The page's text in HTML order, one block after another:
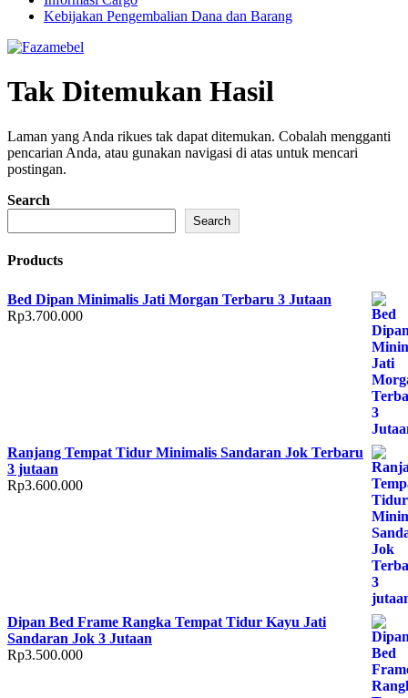
Kebijakan Pengembalian Dana dan Barang
Tak Ditemukan Hasil
Laman yang Anda rikues tak dapat ditemukan. Cobalah mengganti
pencarian Anda, atau gunakan navigasi di atas untuk mencari
postingan.
Search
Search
Products
Bed Dipan Minimalis Jati Morgan Terbaru 3 Jutaan
Rp3.700.000
Ranjang Tempat Tidur Minimalis Sandaran Jok Terbaru
3 jutaan
Rp3.600.000
Dipan Bed Frame Rangka Tempat Tidur Kayu Jati
Sandaran Jok 3 Jutaan
Rp3.500.000